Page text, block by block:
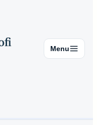
Menu